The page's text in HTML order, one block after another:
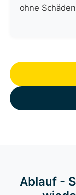
ohne
Ablauf -